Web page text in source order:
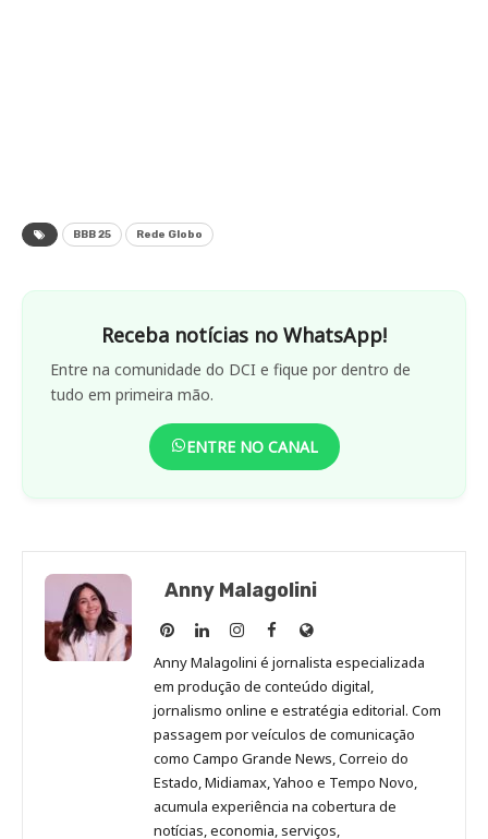
BBB 25 Rede Globo
Receba notícias no WhatsApp!
Entre na comunidade do DCI e fique por dentro de
tudo em primeira mão.
ENTRE NO CANAL
Anny Malagolini
Anny
Malagolini
no
Pinterest
Anny
Malagolini
no
LinkedIn
Anny
Malagolini
no
Instagram
Anny
Malagolini
no
Facebook
Site
de
Anny
Malagolini
Anny Malagolini é jornalista especializada
em produção de conteúdo digital,
jornalismo online e estratégia editorial. Com
passagem por veículos de comunicação
como Campo Grande News, Correio do
Estado, Midiamax, Yahoo e Tempo Novo,
acumula experiência na cobertura de
notícias, economia, serviços,